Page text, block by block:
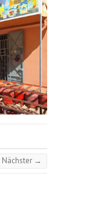
Nächster →